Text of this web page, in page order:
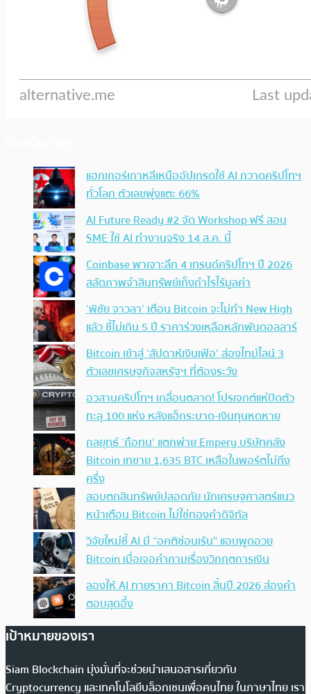
แฮกเกอร์เกาหลีเหนืออัปเกรดใช้ AI กวาดคริปโทฯ
ทั่วโลก ตัวเลขพุ่งแตะ 66%
AI Future Ready #2 จัด Workshop ฟรี สอน
SME ใช้ AI ทำงานจริง 14 ส.ค. นี้
Coinbase พาเจาะลึก 4 เทรนด์คริปโทฯ ปี 2026
สลัดภาพจำสินทรัพย์เก็งกำไรไร้มูลค่า
‘พิชัย จาวลา’ เตือน Bitcoin จะไม่ทำ New High
แล้ว ชี้ไม่เกิน 5 ปี ราคาร่วงเหลือหลักพันดอลลาร์
Bitcoin เข้าสู่ ‘สัปดาห์เงินเฟ้อ’ ส่องไทม์ไลน์ 3
ตัวเลขเศรษฐกิจสหรัฐฯ ที่ต้องระวัง
อวสานคริปโทฯ เกลื่อนตลาด! โปรเจกต์แห่ปิดตัว
ทะลุ 100 แห่ง หลังแฮ็กระบาด-เงินทุนหดหาย
กลยุทธ์ ‘ถือทน’ แตกพ่าย Empery บริษัทคลัง
Bitcoin เทขาย 1,635 BTC เหลือในพอร์ตไม่ถึง
ครึ่ง
สอบตกสินทรัพย์ปลอดภัย นักเศรษฐศาสตร์แนว
หน้าเตือน Bitcoin ไม่ใช่ทองคำดิจิทัล
วิจัยใหม่ชี้ AI มี “อคติซ่อนเร้น” แอบพูดอวย
Bitcoin เมื่อเจอคำถามเรื่องวิกฤตการเงิน
ลองให้ AI ทายราคา Bitcoin สิ้นปี 2026 ส่องคำ
ตอบสุดอึ้ง
เป้าหมายของเรา
Siam Blockchain มุ่งมั่นที่จะช่วยนำเสนอสารเกี่ยวกับ
Cryptocurrency และเทคโนโลยีบล็อกเชนเพื่อคนไทย ในภาษาไทย เรา